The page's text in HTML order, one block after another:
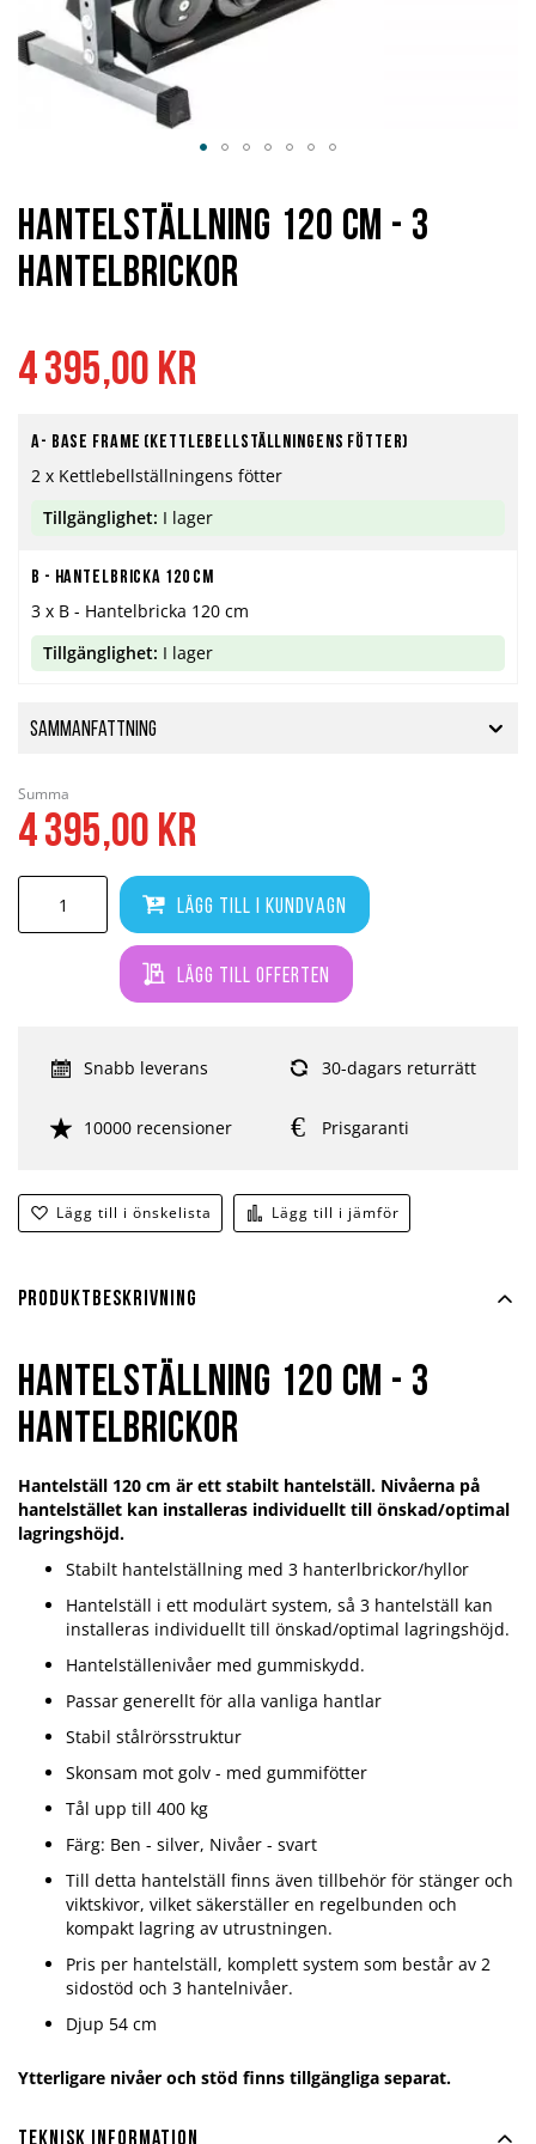
4 395,00 kr
Lägg till i önskelista Lägg till i jämför
Snabb leverans 30-dagars returrätt
10000 recensioner Prisgaranti
Hantelställning 120 cm - 3
hantelbrickor
A- Base Frame (Kettlebellställningens fötter)
2 x Kettlebellställningens fötter
Tillgänglighet: I lager
B - Hantelbricka 120 cm
3 x B - Hantelbricka 120 cm
Tillgänglighet: I lager
Sammanfattning
Lägg till i kundvagn
Lägg till offerten
Summa
4 395,00 kr
början
av
bildgalleriet
Produktbeskrivning
Hantelställning 120 cm - 3
hantelbrickor
Hantelställ 120 cm är ett stabilt hantelställ. Nivåerna på
hantelstället kan installeras individuellt till önskad/optimal
lagringshöjd.
Stabilt hantelställning med 3 hanterlbrickor/hyllor
Hantelställ i ett modulärt system, så 3 hantelställ kan
installeras individuellt till önskad/optimal lagringshöjd.
Hantelställenivåer med gummiskydd.
Passar generellt för alla vanliga hantlar
Stabil stålrörsstruktur
Skonsam mot golv - med gummifötter
Tål upp till 400 kg
Färg: Ben - silver, Nivåer - svart
Till detta hantelställ finns även tillbehör för stänger och
viktskivor, vilket säkerställer en regelbunden och
kompakt lagring av utrustningen.
Pris per hantelställ, komplett system som består av 2
sidostöd och 3 hantelnivåer.
Djup 54 cm
Ytterligare nivåer och stöd finns tillgängliga separat.